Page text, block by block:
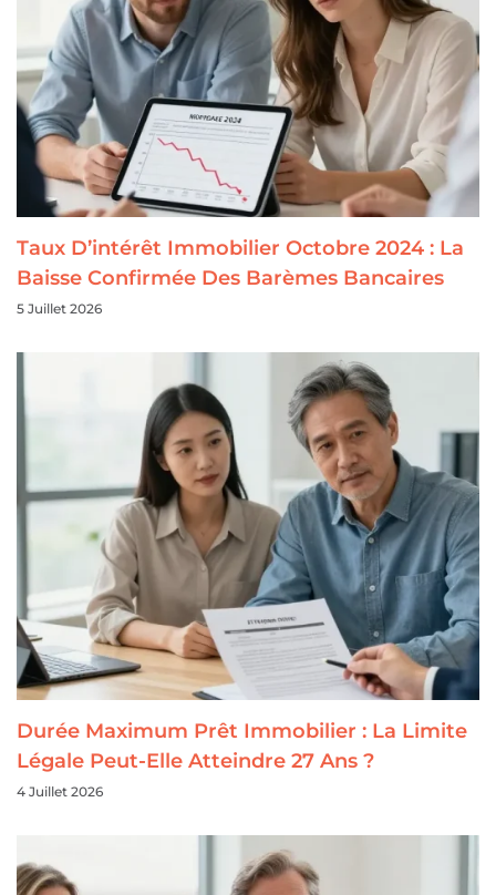
Taux D’intérêt Immobilier Octobre 2024 : La
Baisse Confirmée Des Barèmes Bancaires
5 Juillet 2026
Durée Maximum Prêt Immobilier : La Limite
Légale Peut-Elle Atteindre 27 Ans ?
4 Juillet 2026